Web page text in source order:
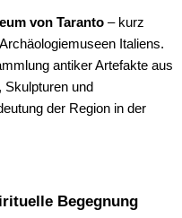
von Taranto – kurz
Italiens.
antiker Artefakte aus
Skulpturen und
der Region in der
Begegnung